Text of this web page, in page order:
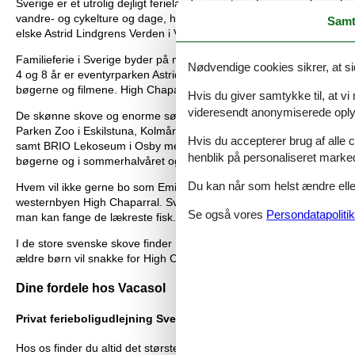
Sverige er et utrolig dejligt ferieland, uanset om I er ene voksne,
vandre- og cykelture og dage, hvor I bader og fisker. Vandet i
elske Astrid Lindgrens Verden i Vimmerby, de lidt større vil kaste
Familieferie i Sverige byder på masser af dejlige naturoplevelser
4 og 8 år er eventyrparken Astrid Lindgrens Verden i Vimmerby i
bøgerne og filmene. High Chaparral er en flot westernby og
De skønne skove og enorme søer er kendetegnet for naturen i
Parken Zoo i Eskilstuna, Kolmården, der ligger sydvest for
samt BRIO Lekoseum i Osby med både Märklin, BRIO og
bøgerne og i sommerhalvåret også levende teater med de
Hvem vil ikke gerne bo som Emil fra Lønneberg - blot uden at
westernbyen High Chaparral. Sverige har rigtig meget at tilbyde
man kan fange de lækreste fisk. Om vinteren har Sverige også
I de store svenske skove finder I de hyggeligste sommerhuse, de
ældre børn vil snakke for High Chaparral og Isaberg Tree Top
Dine fordele hos Vacasol
Privat ferieboligudlejning Sverige: Det største udvalg
Hos os finder du altid det største udvalg af feriehuse og
Nødvendige cookies sikrer, at
Hvis du giver samtykke til, at vi
videresendt anonymiserede
Hvis du accepterer brug af alle
henblik på personaliseret
Du kan når som helst ændre
Se også vores Persondatapolitik